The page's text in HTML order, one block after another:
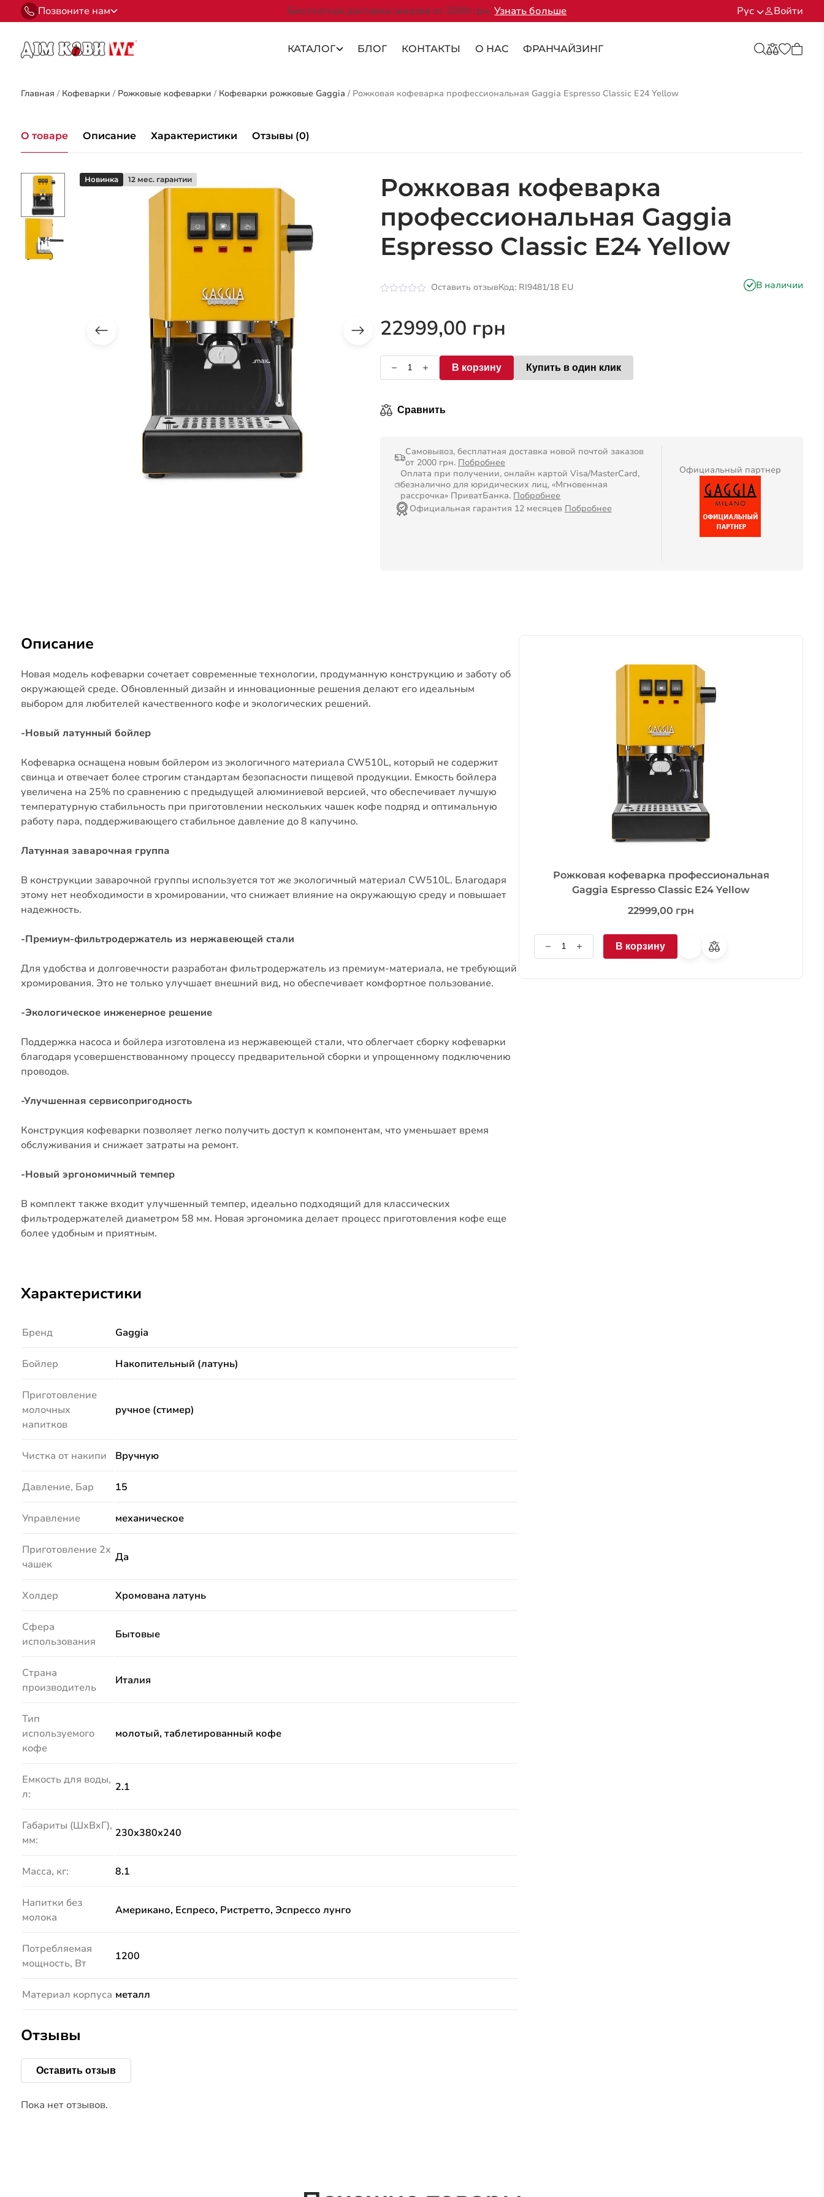
Позвоните нам Бесплатная доставка заказов от 2000 грн.Узнать больше Рус Войти
КАТАЛОГ БЛОГ КОНТАКТЫ О НАС ФРАНЧАЙЗИНГ
Главная / Кофеварки / Рожковые кофеварки / Кофеварки рожковые Gaggia / Рожковая кофеварка профессиональная Gaggia Espresso Classic E24 Yellow
О товаре Описание Характеристики Отзывы (0)
Новинка 12 мес. гарантии
Рожковая кофеварка
профессиональная Gaggia
Espresso Classic E24 Yellow
5
Оставить отзывКод: RI9481/18 EU В наличии
22999,00 грн
В корзину Купить в один клик
Сравнить
Самовывоз, бесплатная доставка новой почтой заказов
от 2000 грн. Побробнее
Оплата при получении, онлайн картой Visa/MasterCard,
безналично для юридических лиц, «Мгновенная
рассрочка» ПриватБанка. Побробнее
Официальная гарантия 12 месяцев Побробнее
Официальный партнер
Описание
Новая модель кофеварки сочетает современные технологии, продуманную конструкцию и заботу об
окружающей среде. Обновленный дизайн и инновационные решения делают его идеальным
выбором для любителей качественного кофе и экологических решений.
-Новый латунный бойлер
Кофеварка оснащена новым бойлером из экологичного материала CW510L, который не содержит
свинца и отвечает более строгим стандартам безопасности пищевой продукции. Емкость бойлера
увеличена на 25% по сравнению с предыдущей алюминиевой версией, что обеспечивает лучшую
температурную стабильность при приготовлении нескольких чашек кофе подряд и оптимальную
работу пара, поддерживающего стабильное давление до 8 капучино.
Латунная заварочная группа
В конструкции заварочной группы используется тот же экологичный материал CW510L. Благодаря
этому нет необходимости в хромировании, что снижает влияние на окружающую среду и повышает
надежность.
-Премиум-фильтродержатель из нержавеющей стали
Для удобства и долговечности разработан фильтродержатель из премиум-материала, не требующий
хромирования. Это не только улучшает внешний вид, но обеспечивает комфортное пользование.
-Экологическое инженерное решение
Поддержка насоса и бойлера изготовлена ​​из нержавеющей стали, что облегчает сборку кофеварки
благодаря усовершенствованному процессу предварительной сборки и упрощенному подключению
проводов.
-Улучшенная сервисопригодность
Конструкция кофеварки позволяет легко получить доступ к компонентам, что уменьшает время
обслуживания и снижает затраты на ремонт.
-Новый эргономичный темпер
В комплект также входит улучшенный темпер, идеально подходящий для классических
фильтродержателей диаметром 58 мм. Новая эргономика делает процесс приготовления кофе еще
более удобным и приятным.
Характеристики
Бренд Gaggia
Бойлер Накопительный (латунь)
Приготовление
молочных
напитков
ручное (стимер)
Чистка от накипи Вручную
Давление, Бар 15
Управление механическое
Приготовление 2х
чашек
Да
Холдер Хромована латунь
Сфера
использования
Бытовые
Страна
производитель
Италия
Тип
используемого
кофе
молотый, таблетированный кофе
Емкость для воды,
л:
2.1
Габариты (ШхВхГ),
мм:
230х380х240
Масса, кг: 8.1
Напитки без
молока
Американо, Еспресо, Ристретто, Эспрессо лунго
Потребляемая
мощность, Вт
1200
Материал корпуса металл
Отзывы
Оставить отзыв
Пока нет отзывов.
Рожковая кофеварка профессиональная
Gaggia Espresso Classic E24 Yellow
22999,00 грн
В корзину